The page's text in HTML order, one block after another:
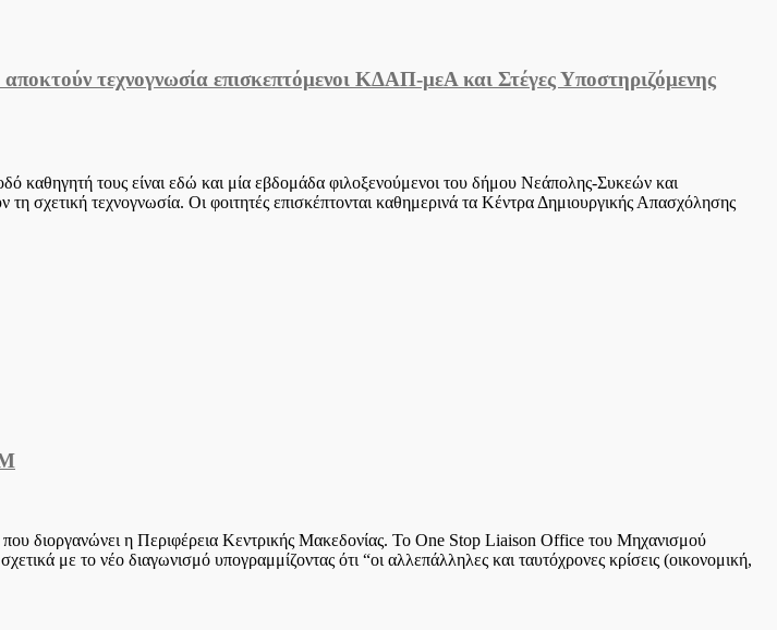
τεχνογνωσία επισκεπτόμενοι ΚΔΑΠ-μεΑ και Στέγες Υποστηριζόμενης
καθηγητή τους είναι εδώ και μία εβδομάδα φιλοξενούμενοι του δήμου Νεάπολης-Συκεών και
σχετική τεχνογνωσία. Οι φοιτητές επισκέπτονται καθημερινά τα Κέντρα Δημιουργικής Απασχόλησης
διοργανώνει η Περιφέρεια Κεντρικής Μακεδονίας. Το One Stop Liaison Office του Μηχανισμού
με το νέο διαγωνισμό υπογραμμίζοντας ότι “οι αλλεπάλληλες και ταυτόχρονες κρίσεις (οικονομική,